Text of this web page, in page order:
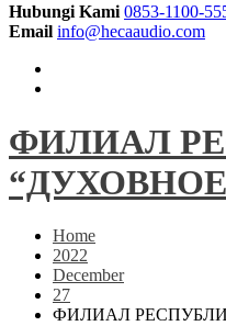
Hubungi Kami 0853-1100-
Email info@hecaaudio.com
ФИЛИАЛ
Home
2022
December
27
ФИЛИАЛ